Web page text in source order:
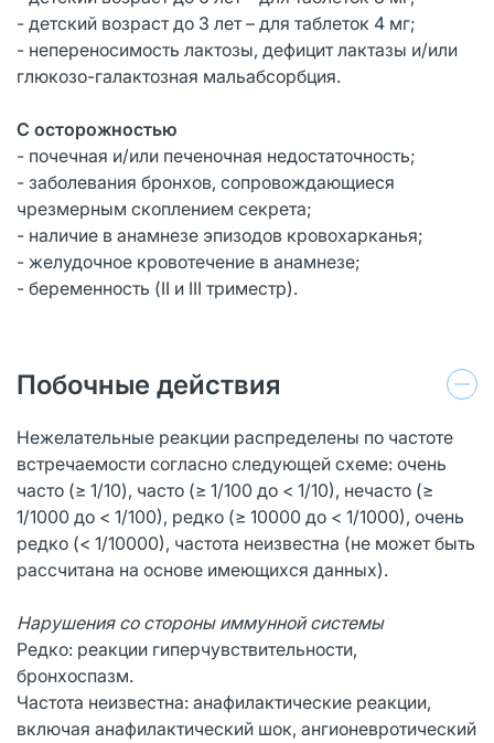
- детский возраст до 3 лет – для таблеток 4 мг;
- непереносимость лактозы, дефицит лактазы и/или
глюкозо-галактозная мальабсорбция.
С осторожностью
- почечная и/или печеночная недостаточность;
- заболевания бронхов, сопровождающиеся
чрезмерным скоплением секрета;
- наличие в анамнезе эпизодов кровохарканья;
- желудочное кровотечение в анамнезе;
- беременность (II и III триместр).
Побочные действия
Нежелательные реакции распределены по частоте
встречаемости согласно следующей схеме: очень
часто (≥ 1/10), часто (≥ 1/100 до < 1/10), нечасто (≥
1/1000 до < 1/100), редко (≥ 10000 до < 1/1000), очень
редко (< 1/10000), частота неизвестна (не может быть
рассчитана на основе имеющихся данных).
Нарушения со стороны иммунной системы
Редко: реакции гиперчувствительности,
бронхоспазм.
Частота неизвестна: анафилактические реакции,
включая анафилактический шок, ангионевротический